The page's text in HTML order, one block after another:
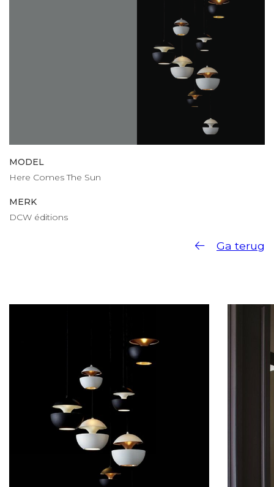
MODEL
Here Comes The Sun
MERK
DCW éditions
Ga terug